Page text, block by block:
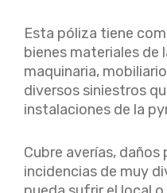
Esta póliza tiene
bienes materiales de
maquinaria,
diversos siniestros
instalaciones de la
Cubre averías,
incidencias de muy